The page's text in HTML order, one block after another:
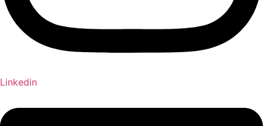
Linkedin